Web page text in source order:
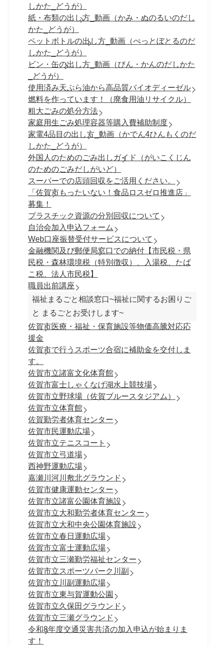
しかた_どうが）
紙・布類の出し方_動画（かみ・ぬのるいのだし
かた_どうが）
ペットボトルの出し方_動画（ぺっとぼとるのだ
しかた_どうが）
ビン・缶の出し方_動画（びん・かんのだしかた
_どうが）
使用済み天ぷら油から高品質バイオディーゼル
燃料を作っています！（廃食用油リサイクル）
粗大ごみの処分方法
家庭用生ごみ処理容器等購入費補助制度
家電4品目の出し方_動画（かでん4ひんもくのだ
しかた_どうが）
外国人のためのごみ出しガイド（がいこくじん
のためのごみだしがいど）
スーパーでの店頭回収をご活用ください。
「佐賀市もったいない！食品ロスゼロ推進店」
募集！
プラスチック資源の分別回収について
自治会加入申込フォーム
Web口座振替受付サービスについて
金融機関及び郵便局窓口での納付【市民税・県
民税・森林環境税（特別徴収）、入湯税、たば
こ税、法人市民税】
職員出前講座
福祉まるごと相談窓口~福祉に関するお困りご
と まるごとお受けします~
佐賀市医療・福祉・保育施設等物価高騰対応応
援金
佐賀市で行うスポーツ合宿に補助金を交付しま
す。
佐賀市立諸富文化体育館
佐賀市富士しゃくなげ湖水上競技場
佐賀市立野球場（佐賀ブルースタジアム）
佐賀市立体育館
佐賀勤労者体育センター
佐賀市民運動広場
佐賀市立テニスコート
佐賀市立弓道場
西神野運動広場
嘉瀬川河川敷北グラウンド
佐賀市健康運動センター
佐賀市立諸富公園体育施設
佐賀市立大和勤労者体育センター
佐賀市立大和中央公園体育施設
佐賀市立春日運動広場
佐賀市立富士運動広場
佐賀市立三瀬勤労福祉センター
佐賀市立スポーツパーク川副
佐賀市立川副運動広場
佐賀市立東与賀運動公園
佐賀市立久保田グラウンド
佐賀市立三瀬グラウンド
令和8年度交通災害共済の加入申込が始まりま
す！